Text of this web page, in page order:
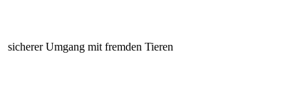
sicherer Umgang mit fremden Tieren